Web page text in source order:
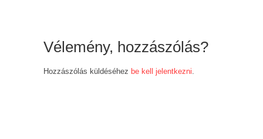
Vélemény, hozzászólás?
Hozzászólás küldéséhez be kell jelentkezni